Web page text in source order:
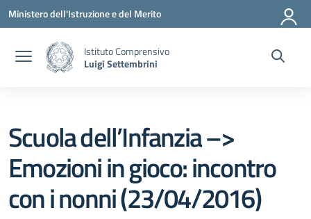
Vai ai contenuti
Vai al menu di navigazione
Vai al footer
Ministero dell'Istruzione e del Merito
Istituto Comprensivo
Luigi Settembrini
Scuola dell’Infanzia –>
Emozioni in gioco: incontro
con i nonni (23/04/2016)